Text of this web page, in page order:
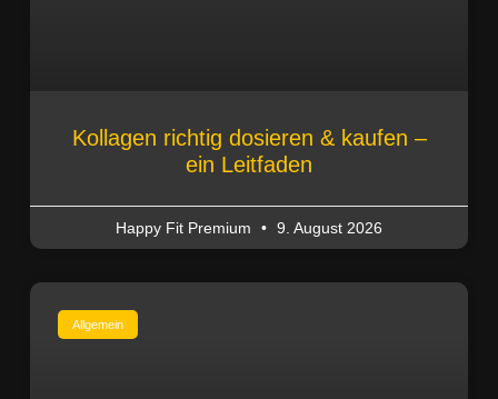
Kollagen richtig dosieren & kaufen –
ein Leitfaden
Happy Fit Premium 9. August 2026
Allgemein